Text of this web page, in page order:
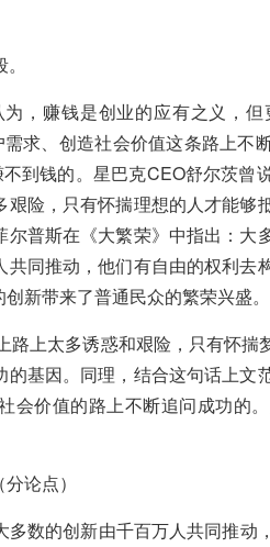
，赚钱是创业的应有之义，
求、创造社会价值这条路上不
到钱的。星巴克CEO舒尔茨
险，只有怀揣理想的人才能够
普斯在《大繁荣》中指出：大
同推动，他们有自由的权利去
新带来了普通民众的繁荣兴盛。
上太多诱惑和艰险，只有怀揣
基因。同理，结合这句话上文
会价值的路上不断追问成功的
论点）
数的创新由千百万人共同推动